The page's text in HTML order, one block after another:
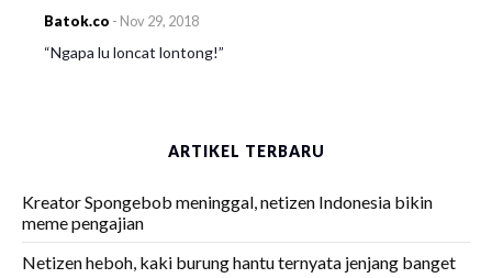
Batok.co - Nov 29, 2018
“Ngapa lu loncat lontong!”
ARTIKEL TERBARU
Kreator Spongebob meninggal, netizen Indonesia bikin
meme pengajian
Netizen heboh, kaki burung hantu ternyata jenjang banget